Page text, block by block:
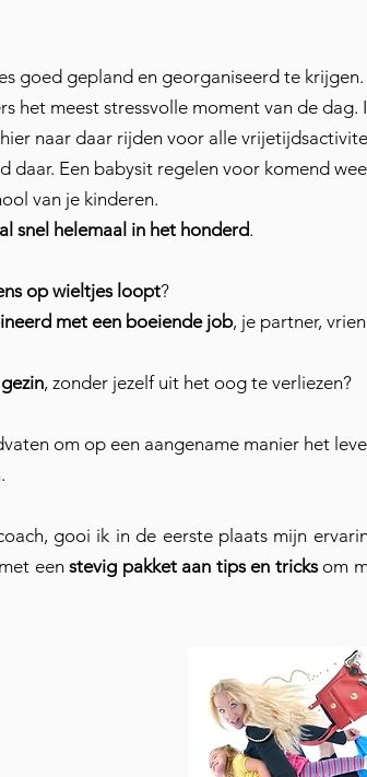
goed gepland en georganiseerd te krijgen.
het meest stressvolle moment van de dag.
naar daar rijden voor alle
daar. Een babysit regelen voor komend
van je kinderen.
snel helemaal in het honderd.
op wieltjes loopt?
met een boeiende job, je partner,
, zonder jezelf uit het oog te verliezen?
om op een aangename manier het
gooi ik in de eerste plaats mijn
een stevig pakket aan tips en tricksom